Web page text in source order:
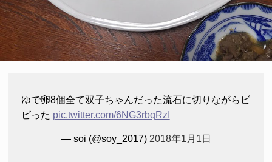
ゆで卵8個全て双子ちゃんだった流石に切りながらビ
ビった pic.twitter.com/6NG3rbqRzI
— soi (@soy_2017) 2018年1月1日